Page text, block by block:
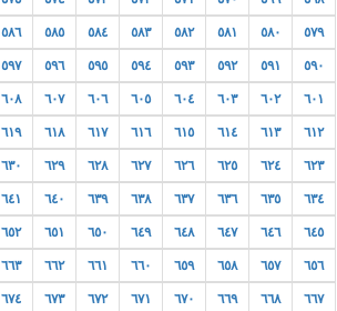
٥٧٩ ٥٨٠ ٥٨١ ٥٨٢ ٥٨٣ ٥٨٤ ٥٨٥ ٥٨٦
٥٩٠ ٥٩١ ٥٩٢ ٥٩٣ ٥٩٤ ٥٩٥ ٥٩٦ ٥٩٧
٦٠١ ٦٠٢ ٦٠٣ ٦٠٤ ٦٠٥ ٦٠٦ ٦٠٧ ٦٠٨
٦١٢ ٦١٣ ٦١٤ ٦١٥ ٦١٦ ٦١٧ ٦١٨ ٦١٩
٦٢٣ ٦٢٤ ٦٢٥ ٦٢٦ ٦٢٧ ٦٢٨ ٦٢٩ ٦٣٠
٦٣٤ ٦٣٥ ٦٣٦ ٦٣٧ ٦٣٨ ٦٣٩ ٦٤٠ ٦٤١
٦٤٥ ٦٤٦ ٦٤٧ ٦٤٨ ٦٤٩ ٦٥٠ ٦٥١ ٦٥٢
٦٥٦ ٦٥٧ ٦٥٨ ٦٥٩ ٦٦٠ ٦٦١ ٦٦٢ ٦٦٣
٦٦٧ ٦٦٨ ٦٦٩ ٦٧٠ ٦٧١ ٦٧٢ ٦٧٣ ٦٧٤